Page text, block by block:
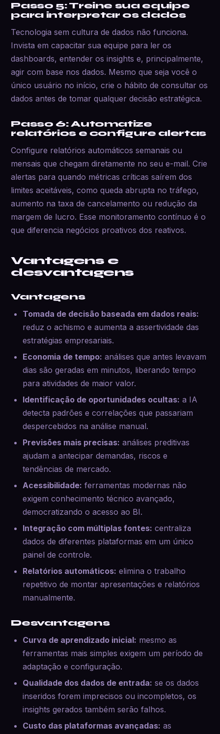
Passo 5: Treine sua equipe
para interpretar os dados
Tecnologia sem cultura de dados não funciona.
Invista em capacitar sua equipe para ler os
dashboards, entender os insights e, principalmente,
agir com base nos dados. Mesmo que seja você o
único usuário no início, crie o hábito de consultar os
dados antes de tomar qualquer decisão estratégica.
Passo 6: Automatize
relatórios e configure alertas
Configure relatórios automáticos semanais ou
mensais que chegam diretamente no seu e-mail. Crie
alertas para quando métricas críticas saírem dos
limites aceitáveis, como queda abrupta no tráfego,
aumento na taxa de cancelamento ou redução da
margem de lucro. Esse monitoramento contínuo é o
que diferencia negócios proativos dos reativos.
Vantagens e
desvantagens
Vantagens
Tomada de decisão baseada em dados reais:
reduz o achismo e aumenta a assertividade das
estratégias empresariais.
Economia de tempo: análises que antes levavam
dias são geradas em minutos, liberando tempo
para atividades de maior valor.
Identificação de oportunidades ocultas: a IA
detecta padrões e correlações que passariam
despercebidos na análise manual.
Previsões mais precisas: análises preditivas
ajudam a antecipar demandas, riscos e
tendências de mercado.
Acessibilidade: ferramentas modernas não
exigem conhecimento técnico avançado,
democratizando o acesso ao BI.
Integração com múltiplas fontes: centraliza
dados de diferentes plataformas em um único
painel de controle.
Relatórios automáticos: elimina o trabalho
repetitivo de montar apresentações e relatórios
manualmente.
Desvantagens
Curva de aprendizado inicial: mesmo as
ferramentas mais simples exigem um período de
adaptação e configuração.
Qualidade dos dados de entrada: se os dados
inseridos forem imprecisos ou incompletos, os
insights gerados também serão falhos.
Custo das plataformas avançadas: as